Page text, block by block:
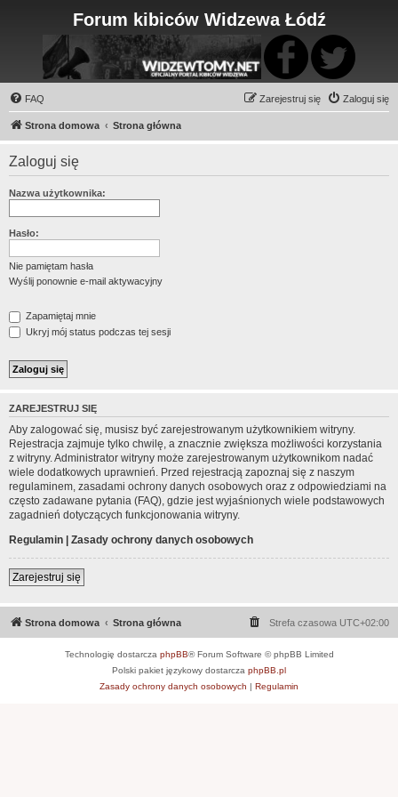
Forum kibiców Widzewa Łódź
FAQ Zaloguj się
Zarejestruj się
Strona domowa Strona główna
Zaloguj się
Nazwa użytkownika:
Hasło:
Nie pamiętam hasła
Wyślij ponownie e-mail aktywacyjny
Zapamiętaj mnie
Ukryj mój status podczas tej sesji
ZAREJESTRUJ SIĘ
Aby zalogować się, musisz być zarejestrowanym użytkownikiem witryny.
Rejestracja zajmuje tylko chwilę, a znacznie zwiększa możliwości korzystania
z witryny. Administrator witryny może zarejestrowanym użytkownikom nadać
wiele dodatkowych uprawnień. Przed rejestracją zapoznaj się z naszym
regulaminem, zasadami ochrony danych osobowych oraz z odpowiedziami na
często zadawane pytania (FAQ), gdzie jest wyjaśnionych wiele podstawowych
zagadnień dotyczących funkcjonowania witryny.
Regulamin | Zasady ochrony danych osobowych
Zarejestruj się
Strona domowa Strona główna Strefa czasowa UTC+02:00
Technologię dostarcza phpBB® Forum Software © phpBB Limited
Polski pakiet językowy dostarcza phpBB.pl
Zasady ochrony danych osobowych | Regulamin